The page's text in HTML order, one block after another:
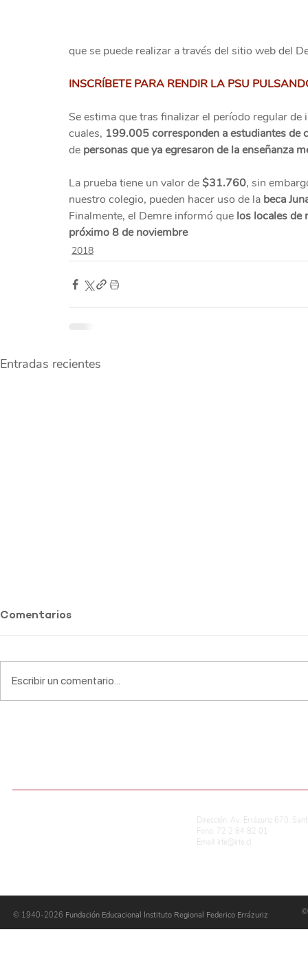
que se puede realizar a través del sitio web del
INSCRÍBETE PARA RENDIR LA PSU
Se estima que tras finalizar el período regular
cuales, 199.005 corresponden a estudiantes de
de personas que ya egresaron de la enseñanza
La prueba tiene un valor de $31.760, sin
nuestro colegio, pueden hacer uso de la beca
Finalmente, el Demre informó que los locales de
próximo 8 de noviembre
2018
Entradas recientes
Premiación ACLE
Comentarios
Escribir un comentario...
Dirección: Av. Errázuriz 670,
Fono: 72 2 84 82 01
Email:
irfe@irfe.cl
© 1940-2026 Fundación Educacional Instituto Regional Federico Errázuriz ©